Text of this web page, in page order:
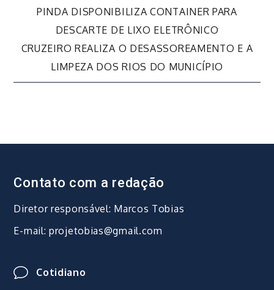
Navegação
de
Post
PINDA DISPONIBILIZA CONTAINER PARA
DESCARTE DE LIXO ELETRÔNICO
CRUZEIRO REALIZA O DESASSOREAMENTO E A
LIMPEZA DOS RIOS DO MUNICÍPIO
Contato com a redação
Diretor responsável: Marcos Tobias
E-mail: projetobias@gmail.com
Cotidiano